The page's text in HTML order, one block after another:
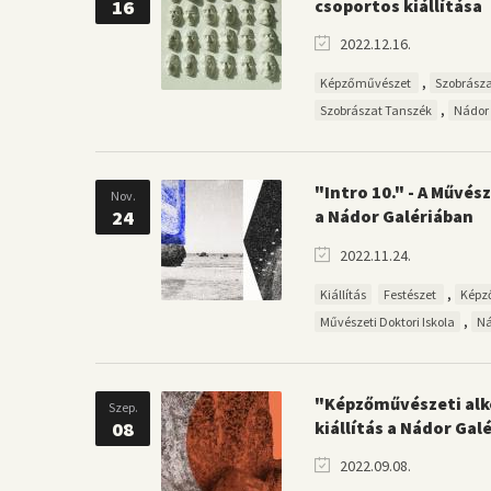
16 csoportos kiállítása
2022.12.16.
Képzőművészet ,
Szobrászat Tanszék
,
Nov.
24
"Intro 10." - A
a Nádor Galériában
2022.11.24.
Kiállítás Festészet ,
Művészeti Doktori Iskola
,
Szep.
08
"Képzőművészeti
kiállítás a Nádor
2022.09.08.